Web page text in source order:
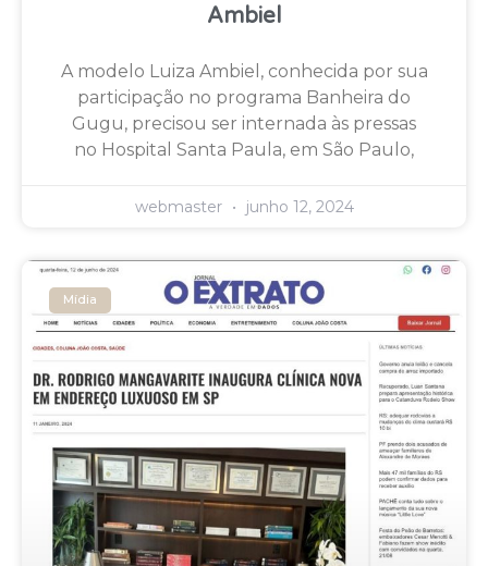
Ambiel
A modelo Luiza Ambiel, conhecida por sua
participação no programa Banheira do
Gugu, precisou ser internada às pressas
no Hospital Santa Paula, em São Paulo,
webmaster junho 12, 2024
Mídia